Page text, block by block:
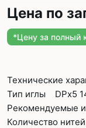
Цена по
*Цену за полный
Технические
Тип иглы DPx5
Рекомендуемые
Количество